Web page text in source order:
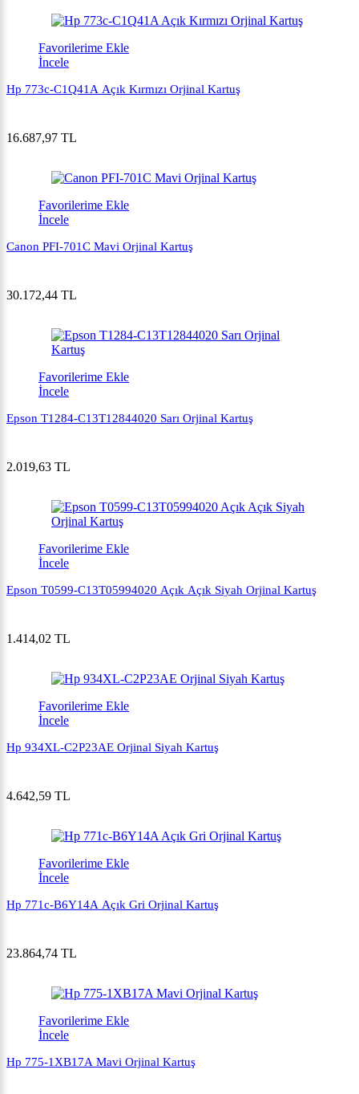
Favorilerime Ekle
İncele
Hp 773c-C1Q41A Açık Kırmızı Orjinal Kartuş
16.687,97 TL
Favorilerime Ekle
İncele
Canon PFI-701C Mavi Orjinal Kartuş
30.172,44 TL
Favorilerime Ekle
İncele
Epson T1284-C13T12844020 Sarı Orjinal Kartuş
2.019,63 TL
Favorilerime Ekle
İncele
Epson T0599-C13T05994020 Açık Açık Siyah Orjinal Kartuş
1.414,02 TL
Favorilerime Ekle
İncele
Hp 934XL-C2P23AE Orjinal Siyah Kartuş
4.642,59 TL
Favorilerime Ekle
İncele
Hp 771c-B6Y14A Açık Gri Orjinal Kartuş
23.864,74 TL
Favorilerime Ekle
İncele
Hp 775-1XB17A Mavi Orjinal Kartuş